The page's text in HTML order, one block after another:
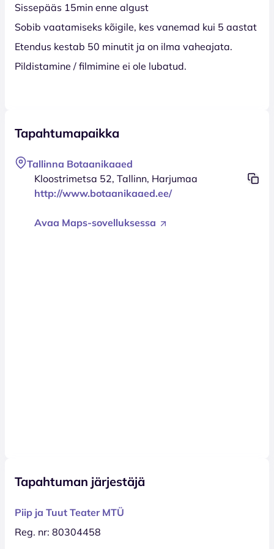
Sissepääs 15min enne algust
Sobib vaatamiseks kõigile, kes vanemad kui 5 aastat
Etendus kestab 50 minutit ja on ilma vaheajata.
Pildistamine / filmimine ei ole lubatud.
Tapahtumapaikka
Tallinna Botaanikaaed
Kloostrimetsa 52, Tallinn, Harjumaa
http://www.botaanikaaed.ee/
Avaa Maps-sovelluksessa
Tapahtuman järjestäjä
Piip ja Tuut Teater MTÜ
Reg. nr: 80304458